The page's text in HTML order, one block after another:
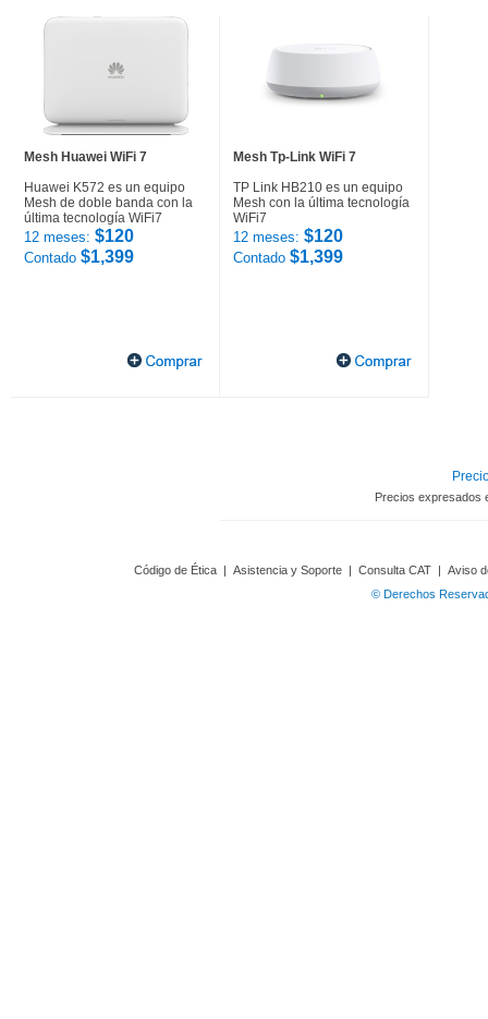
Mesh Huawei WiFi 7
Huawei K572 es un equipo
Mesh de doble banda con la
última tecnología WiFi7
12 meses: $120
Contado $1,399
Mesh Tp-Link WiFi 7
TP Link HB210 es un equipo
Mesh con la última tecnología
WiFi7
12 meses: $120
Contado $1,399
Precios expresados
Código de Ética | Asistencia y Soporte | Consulta CAT | Aviso
© Derechos